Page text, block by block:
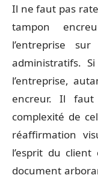
Il ne faut pas
tampon
l’entreprise
administratifs.
l’entreprise,
encreur. Il
complexité de
réaffirmation
l’esprit du
document